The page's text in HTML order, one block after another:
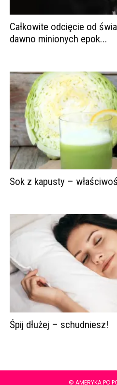
Całkowite odcięcie od
dawno minionych epok...
Sok z kapusty –
Śpij dłużej – schudniesz!
© AMERYKA PO